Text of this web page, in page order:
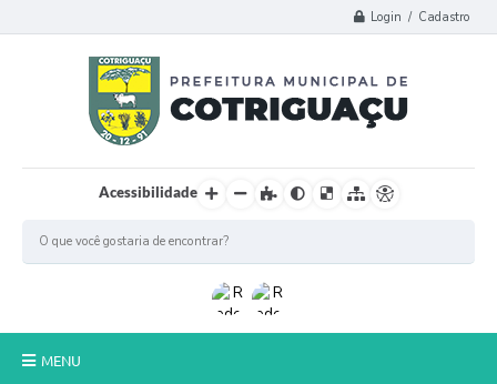
Login / Cadastro
Acessibilidade
MENU